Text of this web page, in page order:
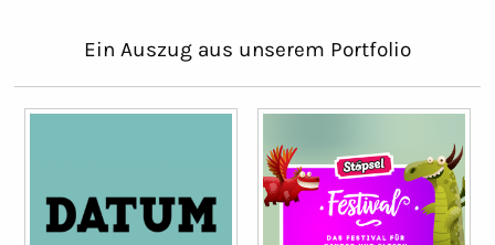
Ein Auszug aus unserem Portfolio